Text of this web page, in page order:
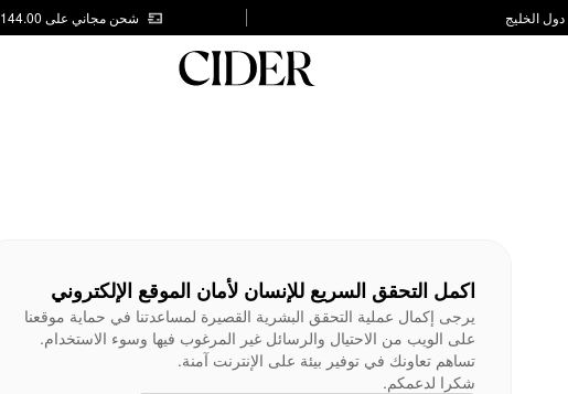
شحن مجاني على AED 144.00
اكمل التحقق السريع للإنسان لأمان الموقع الإلكتروني
يرجى إكمال عملية التحقق البشرية القصيرة لمساعدتنا في حماية موقعنا
على الويب من الاحتيال والرسائل غير المرغوب فيها وسوء الاستخدام.
تساهم تعاونك في توفير بيئة على الإنترنت آمنة.
شكرا لدعمكم.